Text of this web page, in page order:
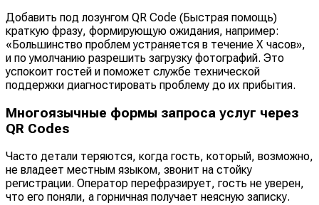
Добавить под лозунгом QR Code (Быстрая помощь)
краткую фразу, формирующую ожидания, например:
«Большинство проблем устраняется в течение X часов»,
и по умолчанию разрешить загрузку фотографий. Это
успокоит гостей и поможет службе технической
поддержки диагностировать проблему до их прибытия.
Многоязычные формы запроса услуг через
QR Codes
Часто детали теряются, когда гость, который, возможно,
не владеет местным языком, звонит на стойку
регистрации. Оператор перефразирует, гость не уверен,
что его поняли, а горничная получает неясную записку.